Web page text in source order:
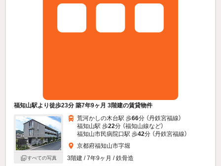
福知山駅より徒歩23分 築7年9ヶ月 3階建の賃貸物件
すべての写真
荒河かしの木台駅 歩66分 （丹鉄宮福線）
福知山駅 歩22分 （福知山線など）
福知山市民病院口駅 歩42分 （丹鉄宮福線）
京都府福知山市字堀
3階建 / 7年9ヶ月 / 鉄骨造